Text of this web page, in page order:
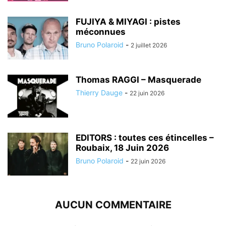
FUJIYA & MIYAGI : pistes
méconnues
Bruno Polaroid - 2 juillet 2026
Thomas RAGGI – Masquerade
Thierry Dauge - 22 juin 2026
EDITORS : toutes ces étincelles –
Roubaix, 18 Juin 2026
Bruno Polaroid - 22 juin 2026
AUCUN COMMENTAIRE